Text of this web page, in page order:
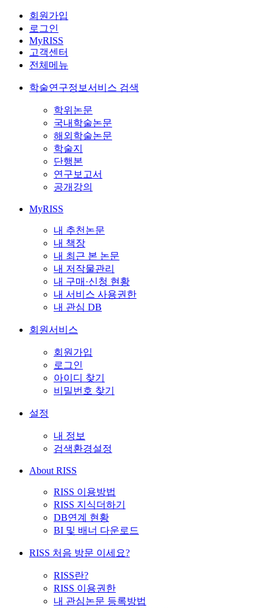
회원가입
로그인
MyRISS
고객센터
전체메뉴
학술연구정보서비스 검색
학위논문
국내학술논문
해외학술논문
학술지
단행본
연구보고서
공개강의
MyRISS
내 추천논문
내 책장
내 최근 본 논문
내 저작물관리
내 구매·신청 현황
내 서비스 사용권한
내 관심 DB
회원서비스
회원가입
로그인
아이디 찾기
비밀번호 찾기
설정
내 정보
검색환경설정
About RISS
RISS 이용방법
RISS 지식더하기
DB연계 현황
BI 및 배너 다운로드
RISS 처음 방문 이세요?
RISS란?
RISS 이용권한
내 관심논문 등록방법